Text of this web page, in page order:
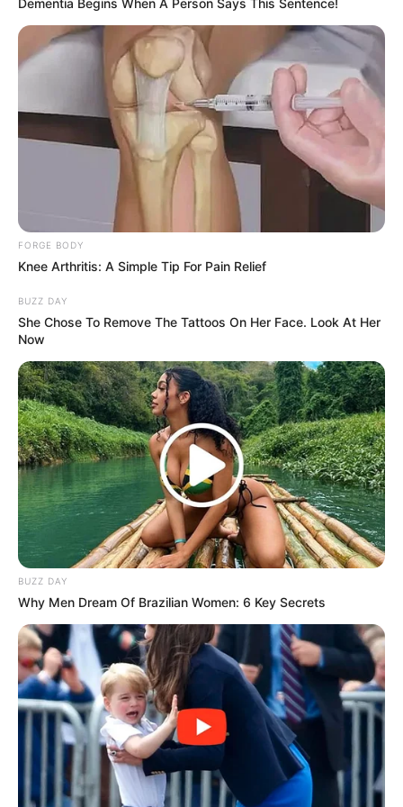
Detail
Judul: Ketindihan
Genre: Horor
Negara: Indonesia
Sutradara: Dyan Sunu Prastowo
Produser: Chetan A. Samtani
Penulis Naskah: –
Rumah Produksi: Imagine, MVP Pictures, Anami Films, Ten
Cuts, Tobali Films, &Z Films
Channel TV: –
Jumlah Episode: –
Jadwal Tayang: 9 Januari 2025
Masa Tayang: –
Dementia Begins When A Person Says This Sentence!
FORGE BODY
Knee Arthritis: A Simple Tip For Pain Relief
BUZZ DAY
She Chose To Remove The Tattoos On Her Face. Look At Her
Now
BUZZ DAY
Why Men Dream Of Brazilian Women: 6 Key Secrets